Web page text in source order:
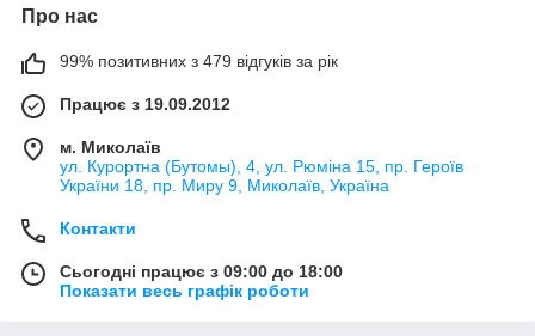
Про нас
99% позитивних з 479 відгуків за рік
Працює з 19.09.2012
м. Миколаїв
ул. Курортна (Бутомы), 4, ул. Рюміна 15, пр. Героїв
України 18, пр. Миру 9, Миколаїв, Україна
Контакти
Сьогодні працює з 09:00 до 18:00
Показати весь графік роботи